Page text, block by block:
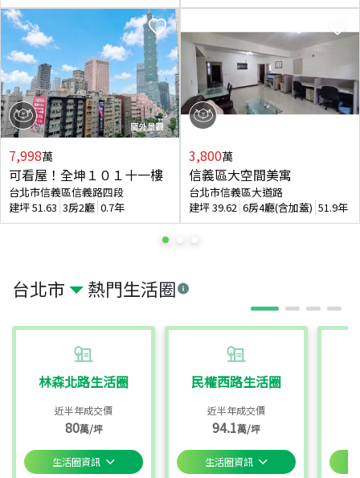
台北市 熱門生活圈
林森北路生活圈
近半年成交價
80萬/坪
生活圈資訊
民權西路生活圈
近半年成交價
94.1萬/坪
生活圈資訊
7,998萬
可看屋！全坤１０１十一樓
台北市信義區信義路四段
建坪51.63 3房2廳 0.7年
3,800萬
信義區大空間美寓
台北市信義區大道路
建坪39.62 6房4廳(含加蓋) 51.9年